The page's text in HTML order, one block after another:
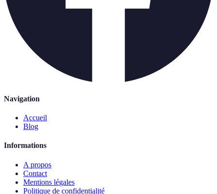
Navigation
Accueil
Blog
Informations
A propos
Contact
Mentions légales
Politique de confidentialité